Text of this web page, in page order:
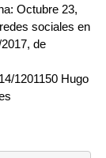
Octubre 23,
sociales en
de
1201150 Hugo